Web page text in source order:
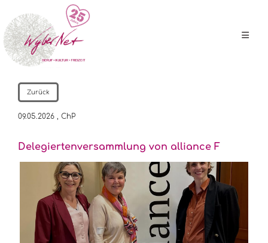
Zurück
09.05.2026 , ChP
Delegiertenversammlung von alliance F